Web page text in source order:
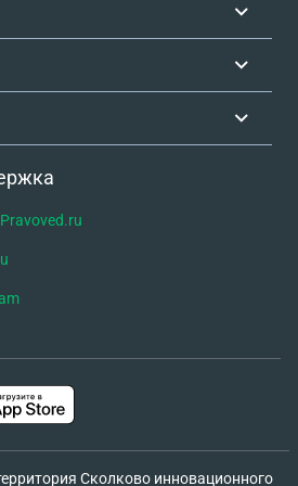
Сколково инновационного